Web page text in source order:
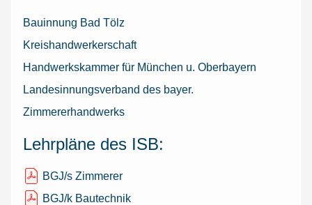
Bauinnung Bad Tölz
Kreishandwerkerschaft
Handwerkskammer für München u. Oberbayern
Landesinnungsverband des bayer.
Zimmererhandwerks
Lehrpläne des ISB:
BGJ/s Zimmerer
BGJ/k Bautechnik